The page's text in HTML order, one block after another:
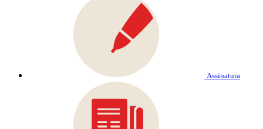
Assinatura